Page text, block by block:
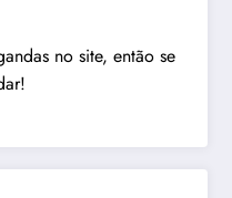
no site, então se